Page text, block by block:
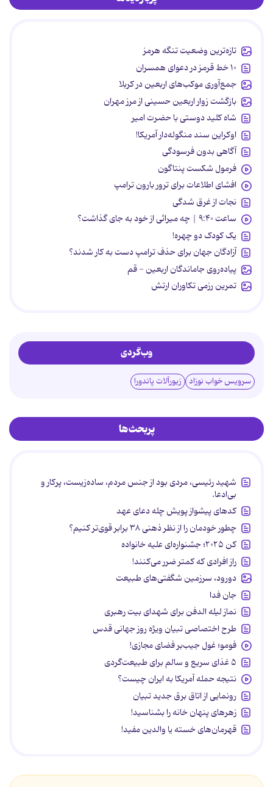
تازه‌ترین وضعیت تنگه هرمز
۱۰ خط قرمز در دعوای همسران
جمع‌آوری موکب‌های اربعین در کربلا
بازگشت زوار اربعین حسینی از مرز مهران
شاه کلید دوستی با حضرت امیر
اوکراین سند منگوله‌دار آمریکا!
آگاهی بدون فرسودگی
فرمول شکست پنتاگون
افشای اطلاعات برای ترور بارون ترامپ
نجات از غرق شدگی
ساعت ۹:۴۰ | چه میراثی از خود به جای گذاشت؟
یک کودک دو چهره!
آزادگان جهان برای حذف ترامپ دست به کار شدند؟
پیاده‌روی جاماندگان اربعین - قم
تمرین رزمی تکاوران ارتش
وب‌گردی
سرویس خواب نوزاد زیورآلات پاندورا
پربحث‌ها
شهید رئیسی، مردی بود از جنس مردم، ساده‌زیست، پرکار و
بی‌ادعا.
کدهای پیشواز پویش چله دعای عهد
چطور خودمان را از نظر ذهنی ۳۸ برابر قوی‌تر کنیم؟
کن ۲۰۲۵؛ جشنواره‌ای علیه خانواده
راز افرادی که کمتر ضرر می‌کنند!
دورود، سرزمین شگفتی‌های طبیعت
جان فدا
نماز لیله الدفن برای شهدای بیت رهبری
طرح اختصاصی تبیان ویژه روز جهانی قدس
فومو؛ غول جیب‌بر فضای مجازی!
۵ غذای سریع و سالم برای طبیعت‌گردی
نتیجه حمله آمریکا به ایران چیست؟
رونمایی از اتاق برق جدید تبیان
زهرهای پنهان خانه را بشناسید!
قهرمان‌های خسته یا والدین مفید!